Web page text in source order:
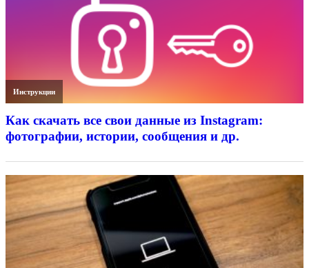
Инструкции
Как скачать все свои данные из Instagram:
фотографии, истории, сообщения и др.